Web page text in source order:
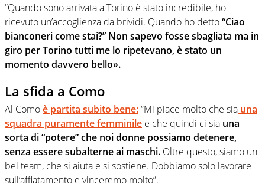
“Quando sono arrivata a Torino è stato incredibile, ho
ricevuto un’accoglienza da brividi. Quando ho detto“Ciao
bianconeri come stai?” Non sapevo fosse sbagliata ma in
giro per Torino tutti me lo ripetevano, è stato un
momento davvero bello».
La sfida a Como
Al Comoè partita subito bene:“Mi piace molto che sia una
squadra puramente femminile e che quindi ci sia una
sorta di “potere” che noi donne possiamo detenere,
senza essere subalterne ai maschi. Oltre questo, siamo un
bel team, che si aiuta e si sostiene. Dobbiamo solo lavorare
sull’affiatamento e vinceremo molto”.